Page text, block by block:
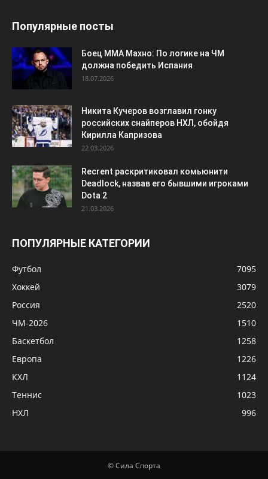
Популярные посты
Боец ММА Махно: По логике на ЧМ
должна победить Испания
18.07.2026
Никита Кучеров возглавил гонку
российских снайперов НХЛ, обойдя
Кирилла Капризова
22.03.2026
Recrent раскритиковал комьюнити
Deadlock, назвав его бывшими игроками
Dota 2
21.03.2026
ПОПУЛЯРНЫЕ КАТЕГОРИИ
Футбол
7095
Хоккей
3079
Россия
2520
ЧМ-2026
1510
Баскетбол
1258
Европа
1226
КХЛ
1124
Теннис
1023
НХЛ
996
© Сила Спорта